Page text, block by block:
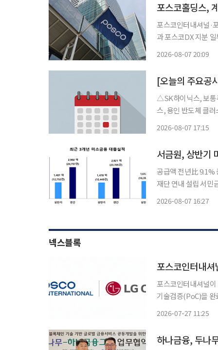
포스코홀딩스,
포스코인터내셔널·포스코DX 지
과 포스코DX 지분
2026-08-07 20:09
△SK하이닉스, 보통주
스, 용인 반도체 클러스터
2026-08-07 17:15
서금원, 상반기
공급액 전년比
재단 연내 설립 서민금융진흥원이 올해 상반기 미소금융을 통해 영세 자영업자와 청년, 금융
2026-08-07 16:27
넥스블록
포스코인터내
포스코인터내셔널
기술검증(PoC)을 완
2026-07-27 11:25
하나금융, 두나